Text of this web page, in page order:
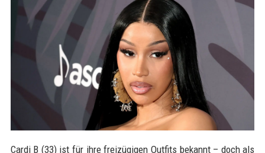
Cardi B (33) ist für ihre freizügigen Outfits bekannt – doch als